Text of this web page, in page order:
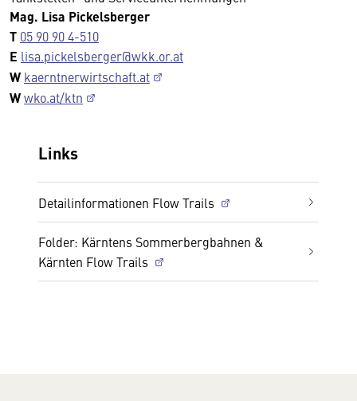
Mag. Lisa Pickelsberger
T 05 90 90 4-510
E lisa.pickelsberger@wkk.or.at
W kaerntnerwirtschaft.at
Wwko.at/ktn
Links
Detailinformationen Flow Trails
Folder: Kärntens Sommerbergbahnen &
Kärnten Flow Trails